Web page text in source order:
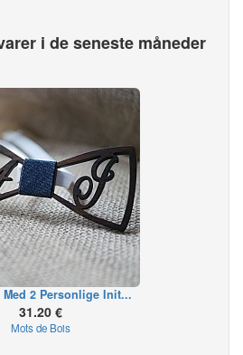
i de seneste måneder
2 Personlige Init...
31.20 €
Mots de Bois